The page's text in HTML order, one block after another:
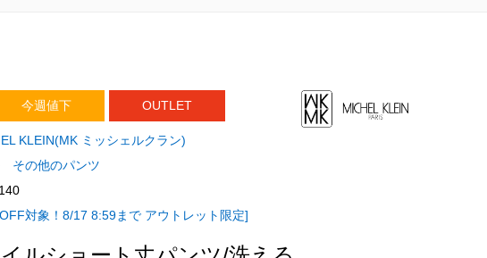
今週値下 OUTLET
KLEIN(MK ミッシェルクラン)
その他のパンツ
対象！8/17 8:59まで アウトレット限定]